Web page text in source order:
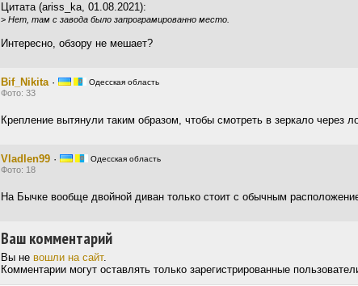
Цитата (ariss_ka, 01.08.2021):
> Нет, там с завода было запрограмированно место.
Интересно, обзору не мешает?
Bif_Nikita· Одесская область
Фото: 33
Крепление вытянули таким образом, чтобы смотреть в зеркало через
Vladlen99 · Одесская область
Фото: 18
На Бычке вообще двойной диван только стоит с обычным
Ваш комментарий
Вы не вошли на сайт.
Комментарии могут оставлять только зарегистрированные